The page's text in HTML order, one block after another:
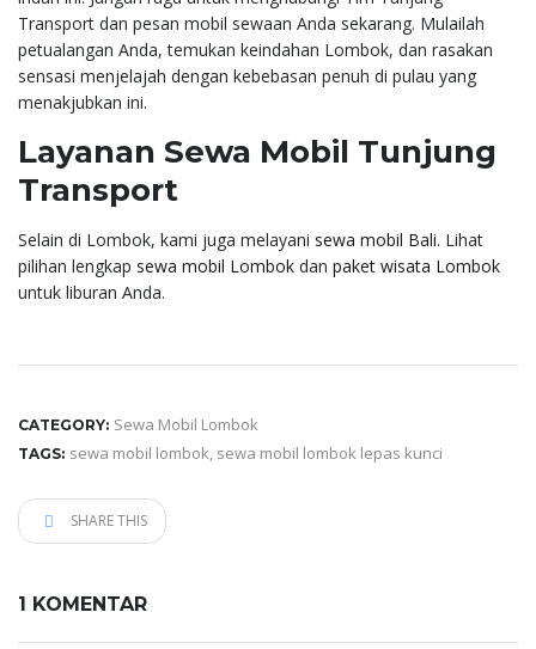
Transport dan pesan mobil sewaan Anda sekarang. Mulailah
petualangan Anda, temukan keindahan Lombok, dan rasakan
sensasi menjelajah dengan kebebasan penuh di pulau yang
menakjubkan ini.
Layanan Sewa Mobil Tunjung
Transport
Selain di Lombok, kami juga melayani sewa mobil Bali. Lihat
pilihan lengkap sewa mobil Lombok dan paket wisata Lombok
untuk liburan Anda.
CATEGORY: Sewa Mobil Lombok
TAGS: sewa mobil lombok, sewa mobil lombok lepas kunci
SHARE THIS
1 KOMENTAR